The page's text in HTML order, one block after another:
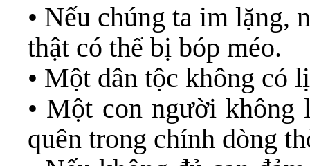
• Nếu chúng ta im
thật có thể bị bóp méo.
• Một dân tộc không có
• Một con người
quên trong chính dòng